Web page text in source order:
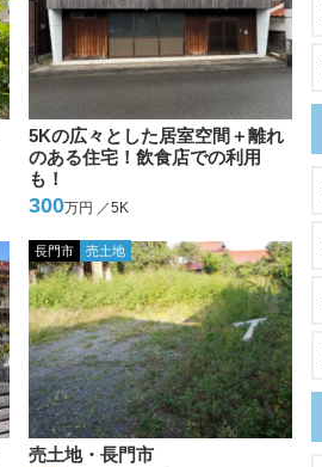
5Kの広々とした居室空間＋離れ
のある住宅！飲食店での利用
も！
300万円 ／5K
売土地・長門市
長門市 売土地